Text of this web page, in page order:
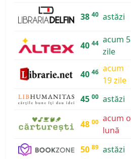
38 40 astăzi
40 44 acum 5
zile
40 46 acum
19 zile
45 00 astăzi
48 00 acum o
lună
50 89 astăzi